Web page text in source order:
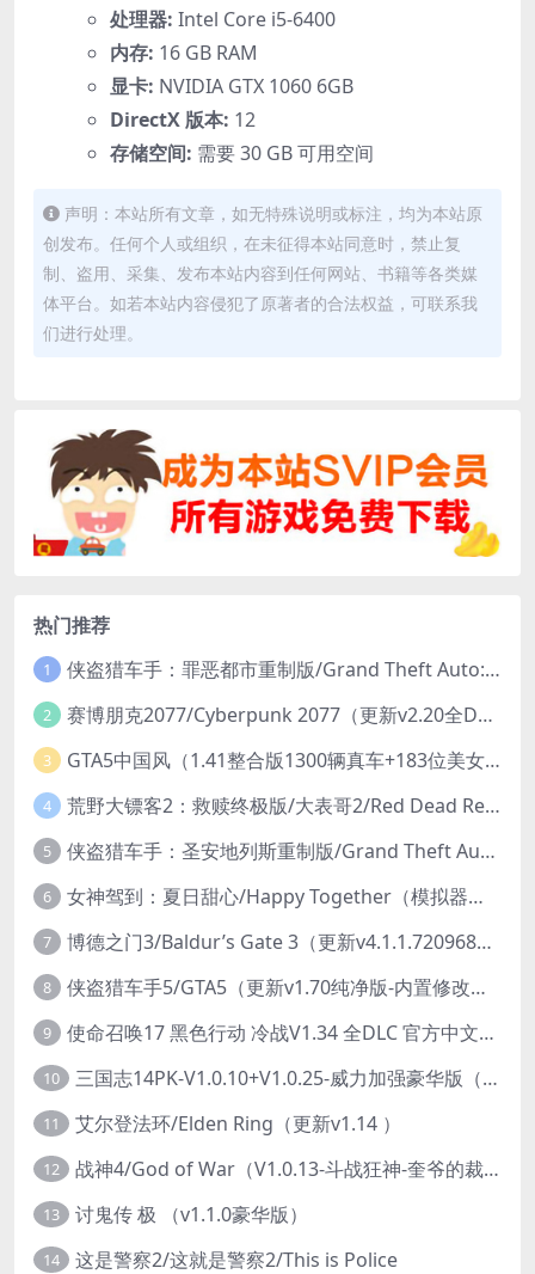
处理器: Intel Core i5-6400
内存: 16 GB RAM
显卡: NVIDIA GTX 1060 6GB
DirectX 版本: 12
存储空间: 需要 30 GB 可用空间
声明：本站所有文章，如无特殊说明或标注，均为本站原
创发布。任何个人或组织，在未征得本站同意时，禁止复
制、盗用、采集、发布本站内容到任何网站、书籍等各类媒
体平台。如若本站内容侵犯了原著者的合法权益，可联系我
们进行处理。
热门推荐
1 侠盗猎车手：罪恶都市重制版/Grand Theft Auto: Vice City – The Definitive Edition
2 赛博朋克2077/Cyberpunk 2077（更新v2.20全DLC）
3 GTA5中国风（1.41整合版1300辆真车+183位美女与英雄+200%存档）
4 荒野大镖客2：救赎终极版/大表哥2/Red Dead Redemption 2: Ultimate Edition（更新v1491.50终极版）
5 侠盗猎车手：圣安地列斯重制版/Grand Theft Auto: San Andreas – The Definitive Edition（更新v1.113.49697469）
6 女神驾到：夏日甜心/Happy Together（模拟器版-升级豪华终极珍藏版+全DLC）
7 博德之门3/Baldur’s Gate 3（更新v4.1.1.7209685）
8 侠盗猎车手5/GTA5（更新v1.70纯净版-内置修改器+通关存档）
9 使命召唤17 黑色行动 冷战V1.34 全DLC 官方中文版COD17
10 三国志14PK-V1.0.10+V1.0.25-威力加强豪华版（武将面容套装-全DLC+季票+特典+中文语音+编辑修改器）
11 艾尔登法环/Elden Ring（更新v1.14 ）
12 战神4/God of War（V1.0.13-斗战狂神-奎爷的裁决+全DLC）
13 讨鬼传 极 （v1.1.0豪华版）
14 这是警察2/这就是警察2/This is Police